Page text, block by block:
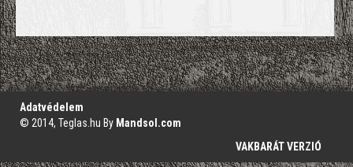
';
Adatvédelem
© 2014, Teglas.hu By Mandsol.com
VAKBARÁT VERZIÓ